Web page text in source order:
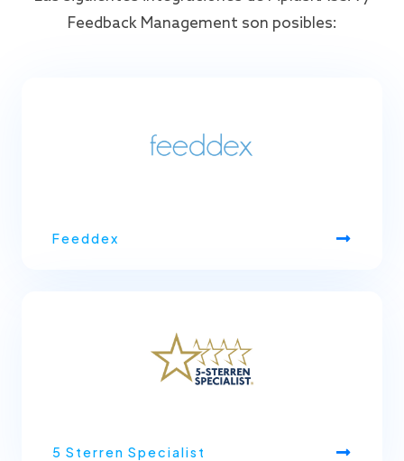
Feedback Management son posibles:
Feeddex
5 Sterren Specialist